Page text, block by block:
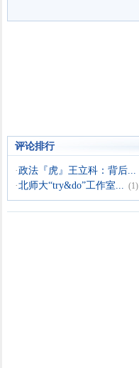
评论排行
·政法『虎』王立科：背后...
·北师大“try&do”工作室... (1)